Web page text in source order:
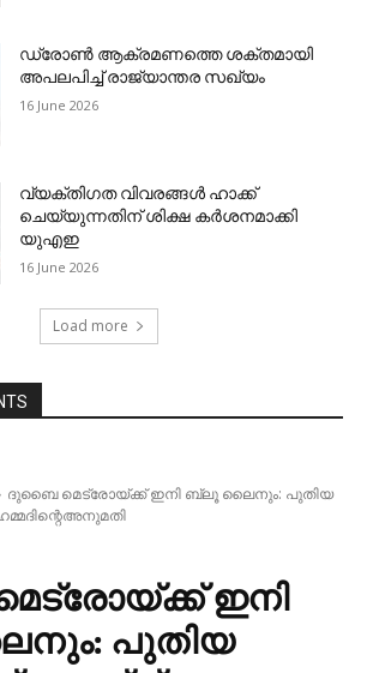
ഡ്രോണ്‍ ആക്രമണത്തെ ശക്തമായി
അപലപിച്ച് രാജ്യാന്തര സഖ്യം
16 June 2026
വ്യക്തിഗത വിവരങ്ങള്‍ ഹാക്ക്
ചെയ്യുന്നതിന് ശിക്ഷ കര്‍ശനമാക്കി
യുഎഇ
16 June 2026
Load more